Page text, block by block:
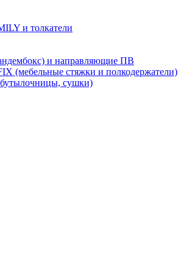
и толкатели
и направляющие ПВ
(мебельные стяжки и полкодержатели)
сушки)